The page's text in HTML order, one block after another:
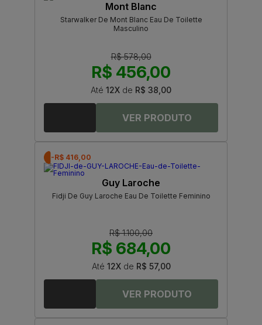
Mont Blanc
Starwalker De Mont Blanc Eau De Toilette
Masculino
R$ 578,00
R$ 456,00
Até 12X de R$ 38,00
-R$ 416,00
Guy Laroche
Fidji De Guy Laroche Eau De Toilette Feminino
R$ 1.100,00
R$ 684,00
Até 12Xde R$ 57,00